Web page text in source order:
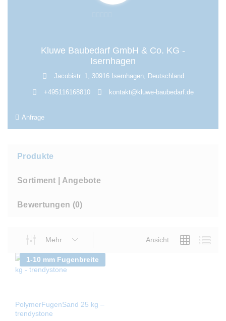
o
n
Kluwe Baubedarf GmbH & Co. KG -
Isernhagen
Jacobistr. 1, 30916 Isernhagen, Deutschland
+495116168810 kontakt@kluwe-baubedarf.de
Anfrage
Produkte
Sortiment | Angebote
Bewertungen (0)
Ansicht
Mehr
1-10 mm Fugenbreite
PolymerFugenSand 25 kg –
trendystone